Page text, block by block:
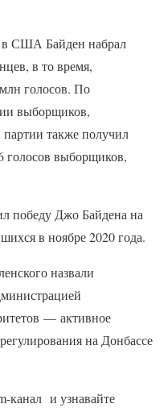
США Байден набрал
в то время,
голосов. По
выборщиков,
партии также получил
голосов выборщиков,
победу Джо Байдена на
в ноябре 2020 года.
назвали
— активное
на Донбассе
канал и узнавайте